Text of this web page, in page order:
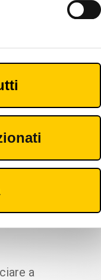
multipli
ruoli per
l’accesso alle
a